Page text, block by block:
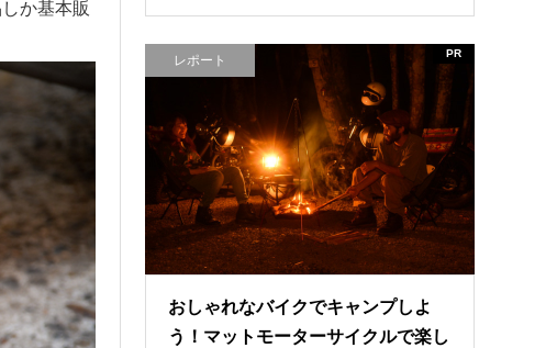
か基本販
レポート PR
おしゃれなバイクでキャンプしよ
う！マットモーターサイクルで楽し